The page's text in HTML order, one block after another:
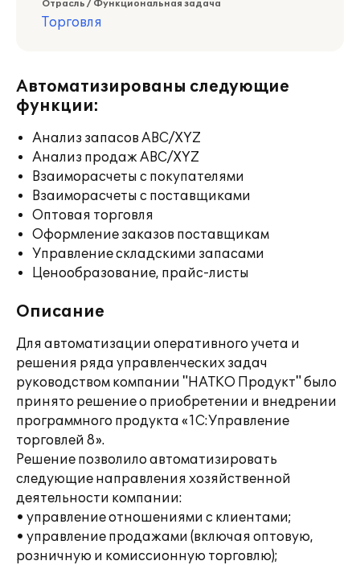
Отрасль / Функциональная задача
Торговля
Автоматизированы следующие
функции:
Анализ запасов ABC/XYZ
Анализ продаж ABC/XYZ
Взаиморасчеты с покупателями
Взаиморасчеты с поставщиками
Оптовая торговля
Оформление заказов поставщикам
Управление складскими запасами
Ценообразование, прайс-листы
Описание
Для автоматизации оперативного учета и
решения ряда управленческих задач
руководством компании "НАТКО Продукт" было
принято решение о приобретении и внедрении
программного продукта «1С:Управление
торговлей 8».
Решение позволило автоматизировать
следующие направления хозяйственной
деятельности компании:
• управление отношениями с клиентами;
• управление продажами (включая оптовую,
розничную и комиссионную торговлю);